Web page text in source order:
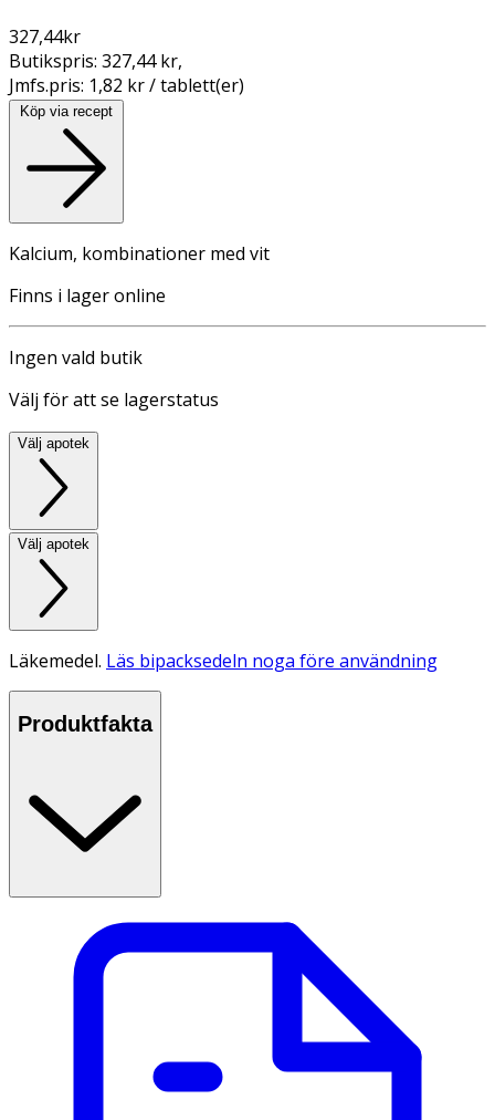
327,44kr
Butikspris: 327,44 kr,
Jmfs.pris: 1,82 kr / tablett(er)
Köp via recept
Kalcium, kombinationer med vit
Finns i lager online
Ingen vald butik
Välj för att se lagerstatus
Välj apotek
Välj apotek
Läkemedel. Läs bipacksedeln noga före användning
Produktfakta